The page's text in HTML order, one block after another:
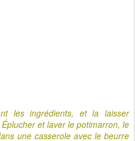
les ingrédients, et la laisser
et laver le potimarron, le
une casserole avec le beurre